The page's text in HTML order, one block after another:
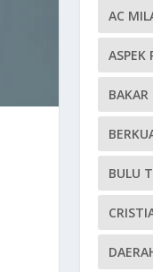
AC
ASPEK
BAKAR
BULU